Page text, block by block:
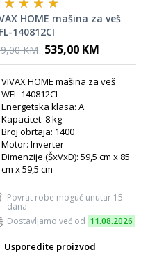
HOME mašina za veš
140812CI
KM 535,00 KM
VIVAX HOME mašina za veš
WFL-140812CI
Energetska klasa: A
Kapacitet: 8 kg
Broj obrtaja: 1400
Motor: Inverter
Dimenzije (ŠxVxD): 59,5 cm x 85
cm x 59,5 cm
Povrat robe moguć unutar 15
dana
Dostavljamo već od 11.08.2026
Usporedite proizvod